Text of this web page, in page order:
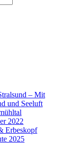
– Mit
und Seeluft
2022
Erbeskopf
2025